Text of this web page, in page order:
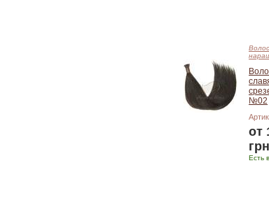
№02
от
грн
Есть